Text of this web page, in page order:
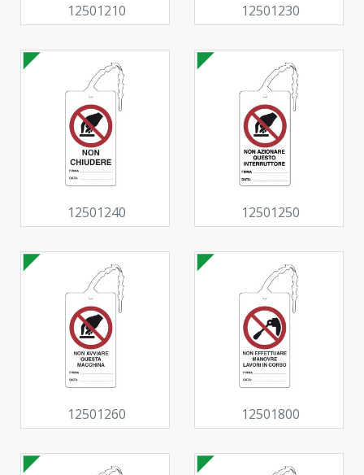
12501210 12501230
12501240 12501250
12501260 12501800